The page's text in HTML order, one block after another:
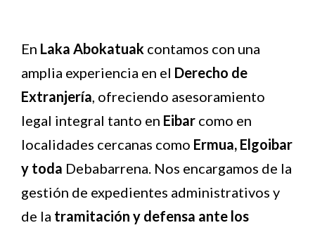
En Laka Abokatuak contamos con una
amplia experiencia en el Derecho de
Extranjería , ofreciendo asesoramiento
legal integral tanto en Eibar como en
localidades cercanas como Ermua, Elgoibar
y toda Debabarrena. Nos encargamos de la
gestión de expedientes administrativos y
de la tramitación y defensa ante los